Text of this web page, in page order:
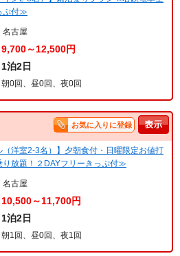
ぷ付≫
名古屋
9,700～12,500円
1泊2日
朝0回、昼0回、夜0回
お気に入りに登録
洋室2-3名）】夕朝食付・日曜限定お値打
放題！２DAYフリーきっぷ付≫
名古屋
10,500～11,700円
1泊2日
朝1回、昼0回、夜1回